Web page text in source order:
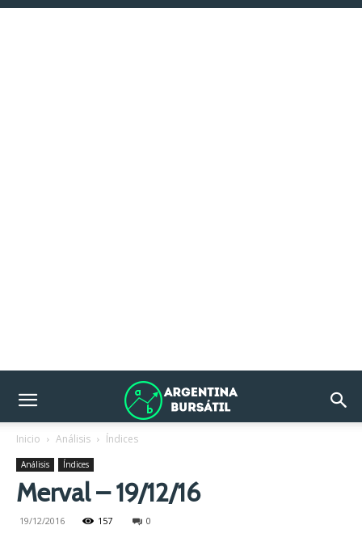
Inicio Análisis Índices
Análisis Índices
Merval – 19/12/16
19/12/2016 157 0